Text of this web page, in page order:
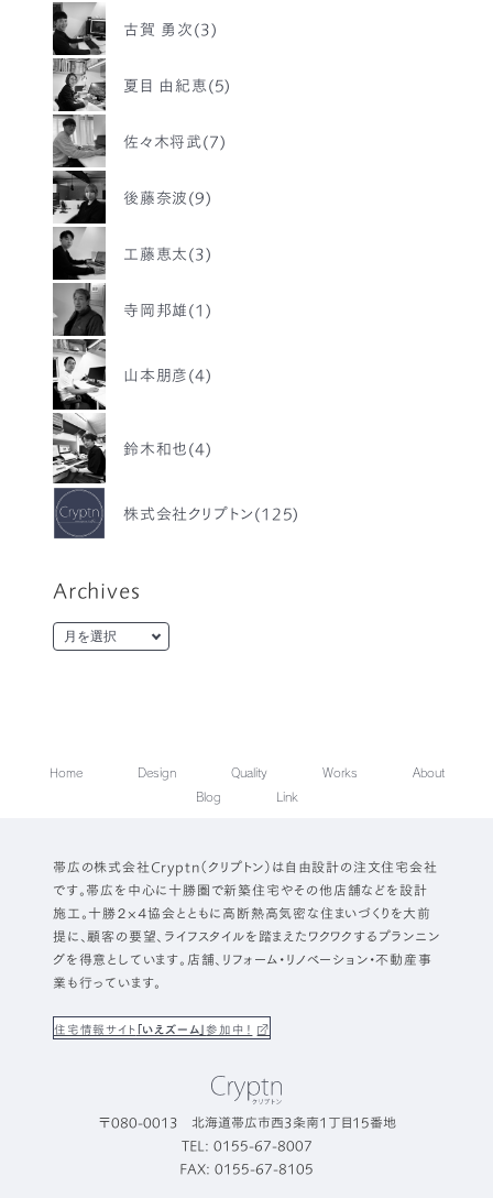
古賀 勇次(3)
夏目 由紀恵(5)
佐々木将武(7)
後藤奈波(9)
工藤恵太(3)
寺岡邦雄(1)
山本朋彦(4)
鈴木和也(4)
株式会社クリプトン(125)
Archives
Home Design Quality Works
About
Blog
Link
帯広の株式会社Cryptn（クリプトン）は自由設計の注文住宅会社
です。帯広を中心に十勝圏で新築住宅やその他店舗などを設計
施工。十勝２×４協会とともに高断熱高気密な住まいづくりを大前
提に、顧客の要望、ライフスタイルを踏まえたワクワクするプランニン
グを得意としています。店舗、リフォーム・リノベーション・不動産事
業も行っています。
住宅情報サイト「いえズーム」参加中！
〒080-0013 北海道帯広市西3条南1丁目15番地
TEL: 0155-67-8007
FAX: 0155-67-8105